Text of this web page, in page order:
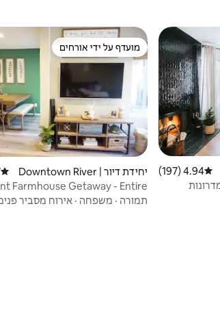
דירוג ממוצע של 4.94 מתוך 5, 197 ביקורות
4.94 (197)
מועדף על ידי אורחים
מועדף על ידי אורחים
יחידת דיור | Downtown River
side
Farmhouse Getaway - Entire
Place (Condo)
תמורה · משפחה · אירוח מסביר